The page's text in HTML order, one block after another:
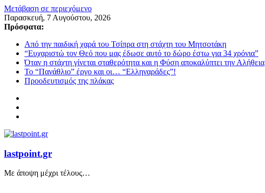
Μετάβαση σε περιεχόμενο
Παρασκευή, 7 Αυγούστου, 2026
Πρόσφατα:
Από την παιδική χαρά του Τσίπρα στη στάχτη του Μητσοτάκη
“Ευχαριστώ τον Θεό που μας έδωσε αυτό το δώρο έστω για 34 χρόνια”
Όταν η στάχτη γίνεται σταθερότητα και η Φύση αποκαλύπτει την Αλήθεια
Το “Πανάθλιο” έργο και οι… “Ελληναράδες”!
Προοδευτισμός της πλάκας
lastpoint.gr
Με άποψη μέχρι τέλους…